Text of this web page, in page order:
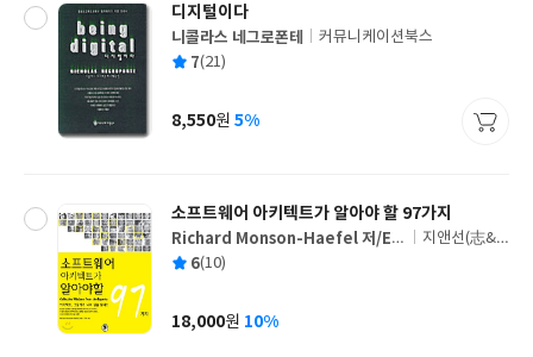
디지털이다
글
쓴
니콜라스 네그로폰테
출
사
커뮤니케이션북스
평 7(21)
가
8,550원 5%
소프트웨어 아키텍트가 알아야 할 97가지
글
쓴
Richard Monson-Haefel 저/Ev
a Study 역
출
사
지앤선(志&
평 6(10)
가
18,000원 10%